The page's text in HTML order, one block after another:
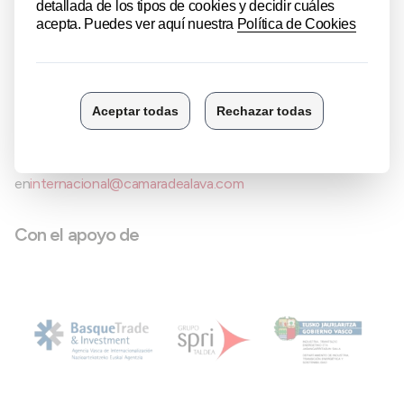
Coste para la empresa participante
Programa 100% subvencionado.
Inscripciones e información
eninternacional@camaradealava.com
Con el apoyo de